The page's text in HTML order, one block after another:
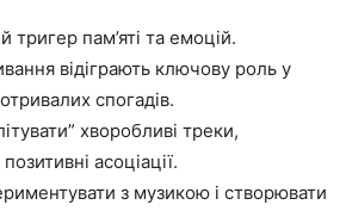
пам’яті та емоцій.
відіграють ключову роль у
спогадів.
хворобливі треки,
асоціації.
з музикою і створювати